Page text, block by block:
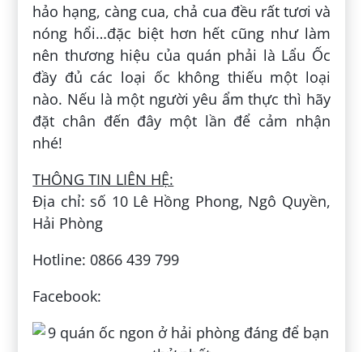
hảo hạng, càng cua, chả cua đều rất tươi và
nóng hổi…đặc biệt hơn hết cũng như làm
nên thương hiệu của quán phải là Lẩu Ốc
đầy đủ các loại ốc không thiếu một loại
nào. Nếu là một người yêu ẩm thực thì hãy
đặt chân đến đây một lần để cảm nhận
nhé!
THÔNG TIN LIÊN HỆ:
Địa chỉ: số 10 Lê Hồng Phong, Ngô Quyền,
Hải Phòng
Hotline: 0866 439 799
Facebook: